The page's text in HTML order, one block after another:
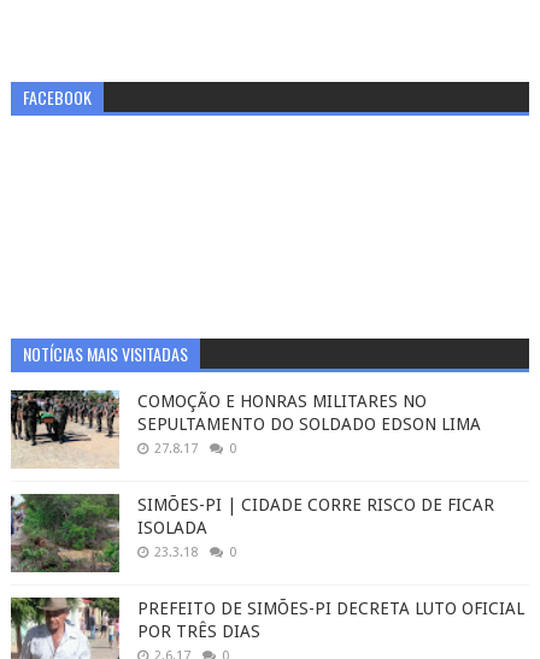
FACEBOOK
NOTÍCIAS MAIS VISITADAS
COMOÇÃO E HONRAS MILITARES NO
SEPULTAMENTO DO SOLDADO EDSON LIMA
27.8.17 0
SIMÕES-PI | CIDADE CORRE RISCO DE FICAR
ISOLADA
23.3.18 0
PREFEITO DE SIMÕES-PI DECRETA LUTO OFICIAL
POR TRÊS DIAS
2.6.17 0